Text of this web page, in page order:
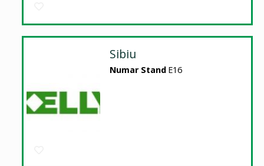
Sibiu
Numar Stand E16